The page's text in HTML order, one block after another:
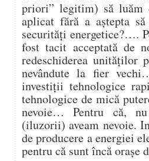
priori” legitim) să luăm
aplicat fără a aștepta
securități energetice?….
fost tacit acceptată de
redeschiderea unităților
nevândute la fier
investiții tehnologice
tehnologice de mică
nevoie… Pentru că,
(iluzorii) aveam nevoie.
de producere a energiei
pentru că sunt încă orașe